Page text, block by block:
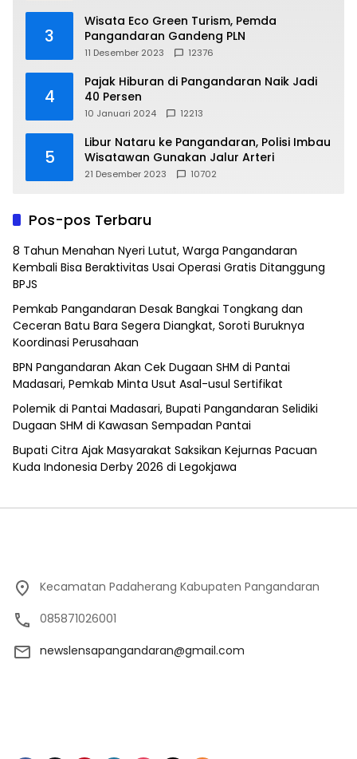
3
Wisata Eco Green Turism, Pemda
Pangandaran Gandeng PLN
11 Desember 2023 12376
4
Pajak Hiburan di Pangandaran Naik Jadi
40 Persen
10 Januari 2024 12213
5
Libur Nataru ke Pangandaran, Polisi Imbau
Wisatawan Gunakan Jalur Arteri
21 Desember 2023 10702
Pos-pos Terbaru
8 Tahun Menahan Nyeri Lutut, Warga Pangandaran
Kembali Bisa Beraktivitas Usai Operasi Gratis Ditanggung
BPJS
Pemkab Pangandaran Desak Bangkai Tongkang dan
Ceceran Batu Bara Segera Diangkat, Soroti Buruknya
Koordinasi Perusahaan
BPN Pangandaran Akan Cek Dugaan SHM di Pantai
Madasari, Pemkab Minta Usut Asal-usul Sertifikat
Polemik di Pantai Madasari, Bupati Pangandaran Selidiki
Dugaan SHM di Kawasan Sempadan Pantai
Bupati Citra Ajak Masyarakat Saksikan Kejurnas Pacuan
Kuda Indonesia Derby 2026 di Legokjawa
Kecamatan Padaherang Kabupaten Pangandaran
085871026001
newslensapangandaran@gmail.com